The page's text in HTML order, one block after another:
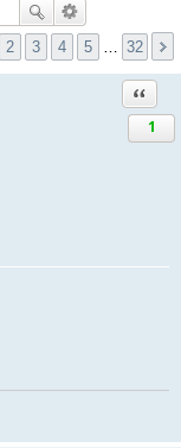
2 3 4 5 32
1